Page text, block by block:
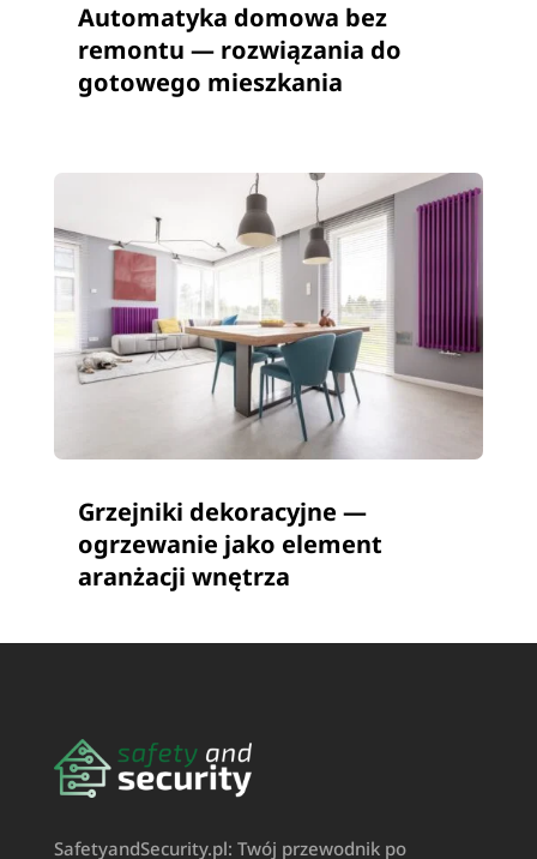
Automatyka domowa bez
remontu — rozwiązania do
gotowego mieszkania
Grzejniki dekoracyjne —
ogrzewanie jako element
aranżacji wnętrza
SafetyandSecurity.pl: Twój przewodnik po